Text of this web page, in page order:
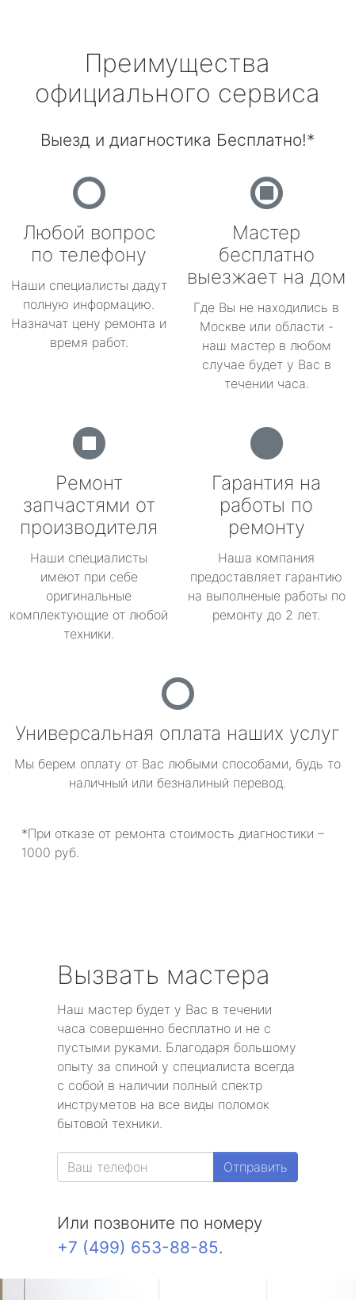
Преимущества
официального сервиса
Выезд и диагностика Бесплатно!*
Любой вопрос
по телефону
Наши специалисты дадут
полную информацию.
Назначат цену ремонта и
время работ.
Мастер
бесплатно
выезжает на дом
Где Вы не находились в
Москве или области -
наш мастер в любом
случае будет у Вас в
течении часа.
Ремонт
запчастями от
производителя
Наши специалисты
имеют при себе
оригинальные
комплектующие от любой
техники.
Гарантия на
работы по
ремонту
Наша компания
предоставляет гарантию
на выполненые работы по
ремонту до 2 лет.
Универсальная оплата наших услуг
Мы берем оплату от Вас любыми способами, будь то
наличный или безналиный перевод.
*При отказе от ремонта стоимость диагностики –
1000 руб.
Вызвать мастера
Наш мастер будет у Вас в течении
часа совершенно бесплатно и не с
пустыми руками. Благодаря большому
опыту за спиной у специалиста всегда
с собой в наличии полный спектр
инструметов на все виды поломок
бытовой техники.
Отправить
Или позвоните по номеру
+7 (499) 653-88-85.